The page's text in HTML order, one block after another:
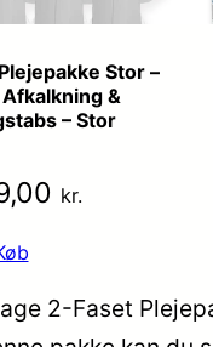
Stor –
&
– Stor
kr.
2-Faset